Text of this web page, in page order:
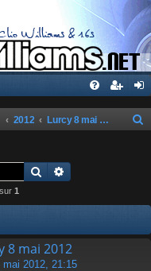
2012 Lurcy 8 mai 2012
Rechercher
sur 1
8 mai 2012
mai 2012, 21:15